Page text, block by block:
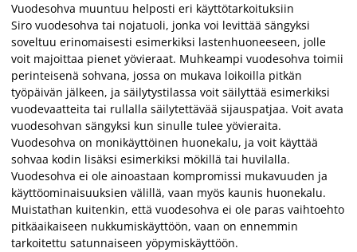
Vuodesohva muuntuu helposti eri käyttötarkoituksiin
Siro vuodesohva tai nojatuoli, jonka voi levittää sängyksi
soveltuu erinomaisesti esimerkiksi lastenhuoneeseen, jolle
voit majoittaa pienet yövieraat. Muhkeampi vuodesohva toimii
perinteisenä sohvana, jossa on mukava loikoilla pitkän
työpäivän jälkeen, ja säilytystilassa voit säilyttää esimerkiksi
vuodevaatteita tai rullalla säilytettävää sijauspatjaa. Voit avata
vuodesohvan sängyksi kun sinulle tulee yövieraita.
Vuodesohva on monikäyttöinen huonekalu, ja voit käyttää
sohvaa kodin lisäksi esimerkiksi mökillä tai huvilalla.
Vuodesohva ei ole ainoastaan kompromissi mukavuuden ja
käyttöominaisuuksien välillä, vaan myös kaunis huonekalu.
Muistathan kuitenkin, että vuodesohva ei ole paras vaihtoehto
pitkäaikaiseen nukkumiskäyttöön, vaan on ennemmin
tarkoitettu satunnaiseen yöpymiskäyttöön.